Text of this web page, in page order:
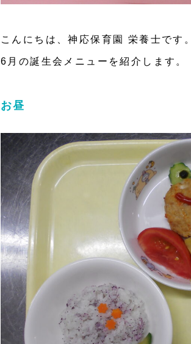
こんにちは、神応保育園 栄養士です。
6月の誕生会メニューを紹介します。
お昼